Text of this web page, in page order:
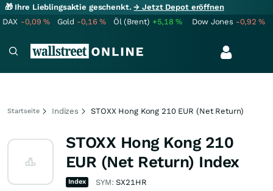
🎁 Ihre Lieblingsaktie geschenkt.→ Jetzt Depot eröffnen
DAX -0,09% Gold -0,16% Öl (Brent) +5,18% Dow Jones -0,92%
Startseite Indizes STOXX Hong Kong 210 EUR (Net Return)
STOXX Hong Kong 210
EUR (Net Return) Index
Index SYM:SX21HR